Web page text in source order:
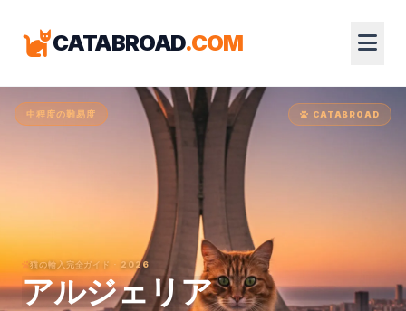
CATABROAD.COM
中程度の難易度 CATABROAD
猫の輸入完全ガイド · 2026
アルジェリア